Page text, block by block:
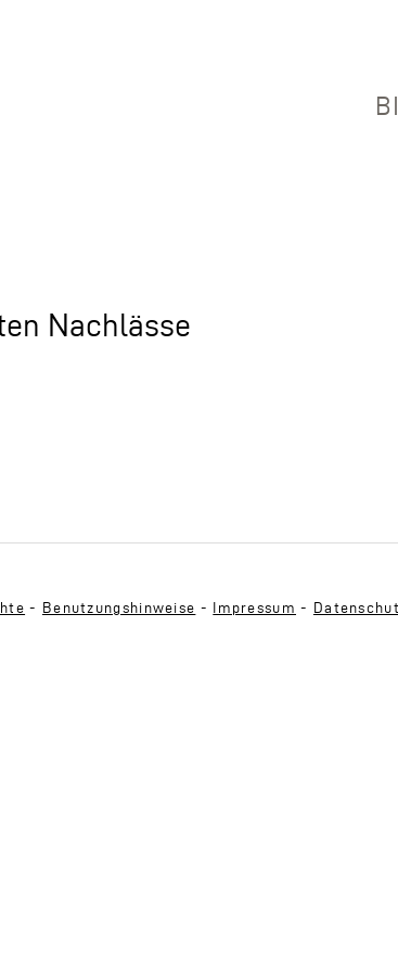
Nachlässe
- Benutzungshinweise - Impressum -